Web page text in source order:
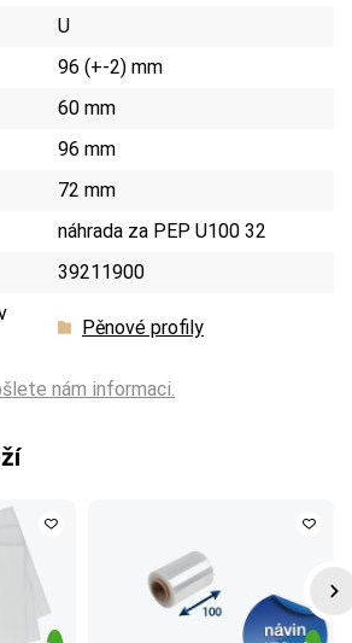
U
96 (+-2) mm
60 mm
96 mm
72 mm
náhrada za PEP U100 32
39211900
Pěnové profily
nám informaci.